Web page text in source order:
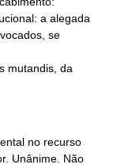
no recurso
Unânime. Não